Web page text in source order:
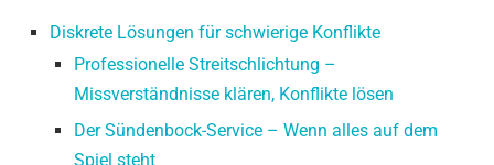
Diskrete Lösungen für schwierige Konflikte
Professionelle Streitschlichtung –
Missverständnisse klären, Konflikte lösen
Der Sündenbock-Service – Wenn alles auf dem
Spiel steht